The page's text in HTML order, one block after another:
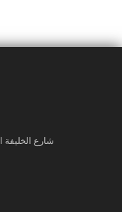
شارع الخليفة